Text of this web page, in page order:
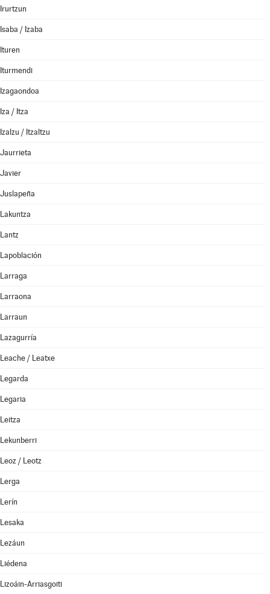
Irurtzun
Isaba / Izaba
Ituren
Iturmendi
Izagaondoa
Iza / Itza
Izalzu / Itzaltzu
Jaurrieta
Javier
Juslapeña
Lakuntza
Lantz
Lapoblación
Larraga
Larraona
Larraun
Lazagurría
Leache / Leatxe
Legarda
Legaria
Leitza
Lekunberri
Leoz / Leotz
Lerga
Lerín
Lesaka
Lezáun
Liédena
Lizoáin-Arriasgoiti